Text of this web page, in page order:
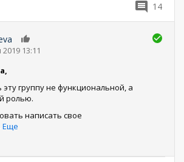
14
13:11
группу не функциональной, а
ролью.
написать свое
Еще